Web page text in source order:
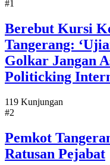
#1
Berebut Kursi
Tangerang:
Golkar Jangan
Politicking
119 Kunjungan
#2
Pemkot
Ratusan Pejabat